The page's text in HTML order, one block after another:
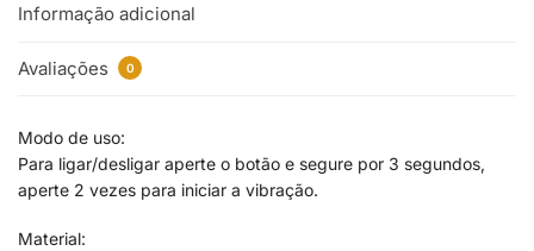
Informação adicional
Avaliações 0
Modo de uso:
Para ligar/desligar aperte o botão e segure por 3 segundos,
aperte 2 vezes para iniciar a vibração.
Material: